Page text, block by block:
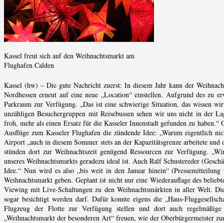
Kassel freut sich auf den Weihnachtsmarkt am
Flughafen Calden
Kassel (hw) – Die gute Nachricht zuerst: In diesem Jahr kann der
Nordhessen erneut auf eine neue „Location“ einstellen. Aufgrund des zu
Parkraum zur Verfügung. „Das ist eine schwierige Situation, das wissen
unzähligen Besuchergruppen mit Reisebussen sehen wir uns nicht in der
froh, mehr als einen Ersatz für die Kasseler Innenstadt gefunden zu
Ausflüge zum Kasseler Flughafen die zündende Idee: „Warum eigentlich
Airport „auch in diesem Sommer stets an der Kapazitätsgrenze arbeitete
stünden dort zur Weihnachtszeit genügend Ressourcen zur Verfügung.
unseres Weihnachtsmarkts geradezu ideal ist. Auch Ralf Schustereder
Idee.“ Nun wird es also „bis weit in den Januar hinein“
Weihnachtsmarkt geben. Geplant ist nicht nur eine Wiederauflage des
Viewing mit Live-Schaltungen zu den Weihnachtsmärkten in aller Welt.
sogar besichtigt werden darf. Dafür konnte eigens die „Haus-
Flugzeug der Flotte zur Verfügung stellen und dort auch
„Weihnachtsmarkt der besonderen Art“ freuen, wie der Oberbürgermeister